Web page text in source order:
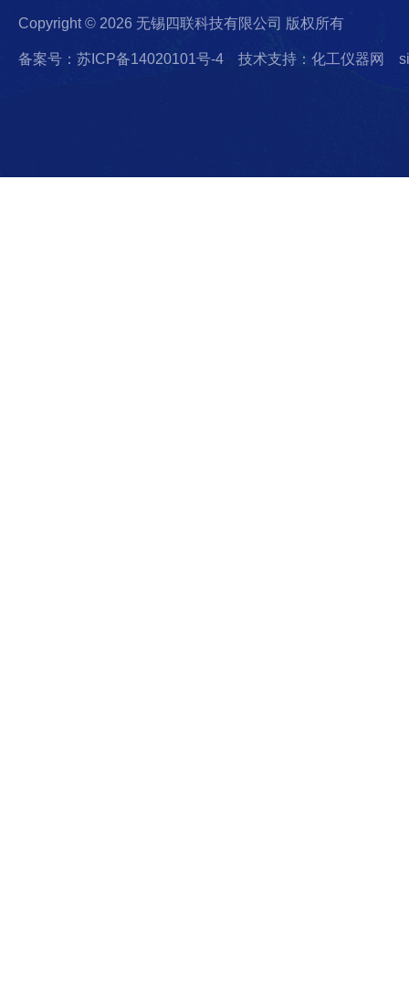
Copyright © 2026 无锡四联科技有限公司 版权所有
备案号：苏ICP备14020101号-4 技术支持：化工仪器网